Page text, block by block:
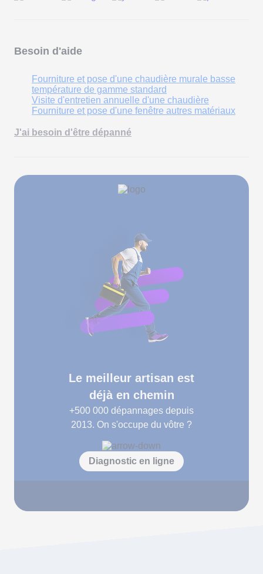
Besoin d'aide
Fourniture et pose d'une chaudière murale basse
température de gamme standard
Visite d'entretien annuelle d'une chaudière
Fourniture et pose d'une fenêtre autres matériaux
J'ai besoin d'être dépanné
Le meilleur artisan est
déjà en chemin
+500 000 dépannages depuis
2013. On s'occupe du vôtre ?
Diagnostic en ligne